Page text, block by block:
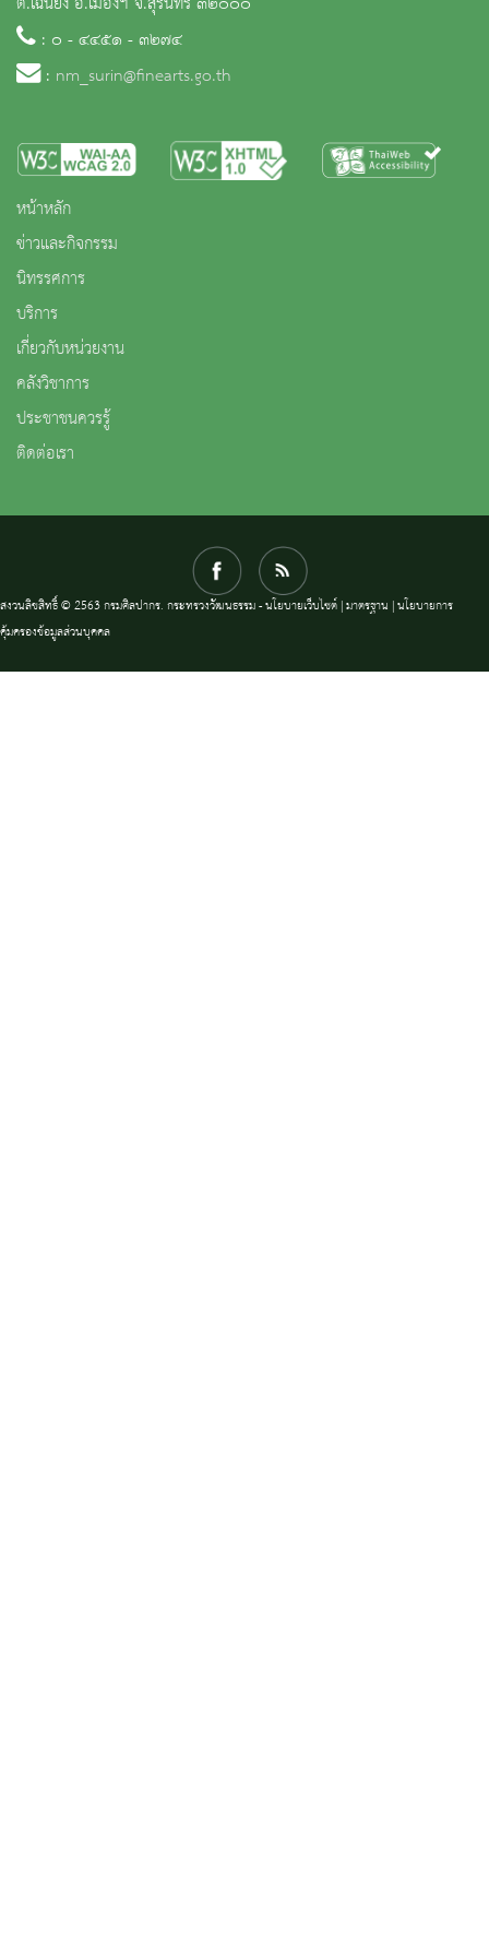
: ๐ - ๔๔๕๑ - ๓๒๗๔
: nm_surin@finearts.go.th
หน้าหลัก
ข่าวและกิจกรรม
นิทรรศการ
บริการ
เกี่ยวกับหน่วยงาน
คลังวิชาการ
ประชาชนควรรู้
ติดต่อเรา
สงวนลิขสิทธิ์ © 2563 กรมศิลปากร. กระทรวงวัฒนธรรม -นโยบายเว็บไซต์|มาตรฐาน |นโยบายการ
คุ้มครองข้อมูลส่วนบุคคล